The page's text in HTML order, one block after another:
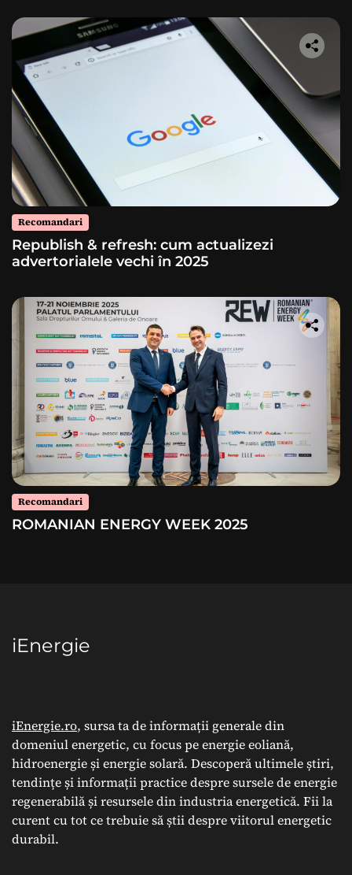
Recomandari
Republish & refresh: cum actualizezi
advertorialele vechi în 2025
Recomandari
ROMANIAN ENERGY WEEK 2025
iEnergie
iEnergie.ro, sursa ta de informații generale din
domeniul energetic, cu focus pe energie eoliană,
hidroenergie și energie solară. Descoperă ultimele știri,
tendințe și informații practice despre sursele de energie
regenerabilă și resursele din industria energetică. Fii la
curent cu tot ce trebuie să știi despre viitorul energetic
durabil.